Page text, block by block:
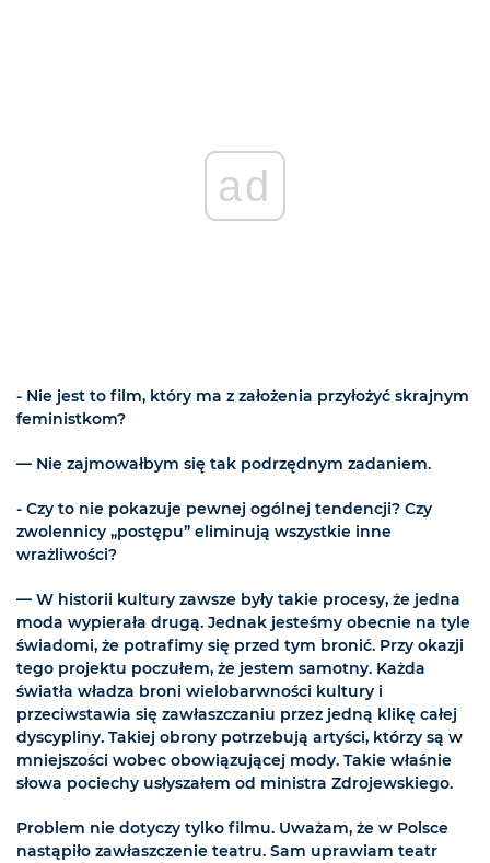
ad
- Nie jest to film, który ma z założenia przyłożyć skrajnym
feministkom?
— Nie zajmowałbym się tak podrzędnym zadaniem.
- Czy to nie pokazuje pewnej ogólnej tendencji? Czy
zwolennicy „postępu” eliminują wszystkie inne
wrażliwości?
— W historii kultury zawsze były takie procesy, że jedna
moda wypierała drugą. Jednak jesteśmy obecnie na tyle
świadomi, że potrafimy się przed tym bronić. Przy okazji
tego projektu poczułem, że jestem samotny. Każda
światła władza broni wielobarwności kultury i
przeciwstawia się zawłaszczaniu przez jedną klikę całej
dyscypliny. Takiej obrony potrzebują artyści, którzy są w
mniejszości wobec obowiązującej mody. Takie właśnie
słowa pociechy usłyszałem od ministra Zdrojewskiego.
Problem nie dotyczy tylko filmu. Uważam, że w Polsce
nastąpiło zawłaszczenie teatru. Sam uprawiam teatr